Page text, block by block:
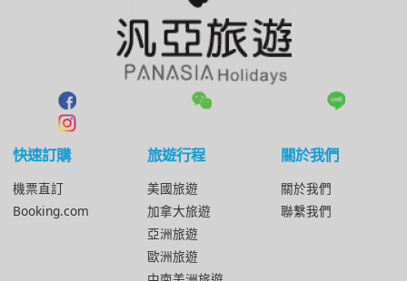
快速訂購
機票直訂
Booking.com
旅遊行程
美國旅遊
加拿大旅遊
亞洲旅遊
歐洲旅遊
關於我們
關於我們
聯繫我們